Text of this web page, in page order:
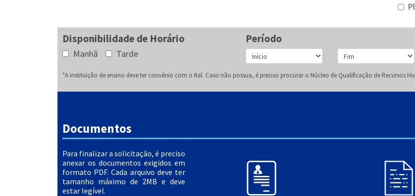
Disponibilidade de Horário
Manhã Tarde
Período
*A instituição de ensino deve ter convênio com o Ital. Caso não possua, é preciso procurar o Núcleo de Qualificação de Recursos
Documentos
Para finalizar a solicitação, é preciso
anexar os documentos exigidos em
formato PDF. Cada arquivo deve ter
tamanho máximo de 2MB e deve
estar legível.